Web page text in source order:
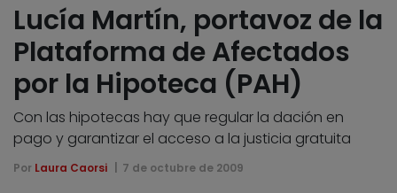
Lucía Martín, portavoz de la
Plataforma de Afectados
por la Hipoteca (PAH)
Con las hipotecas hay que regular la dación en
pago y garantizar el acceso a la justicia gratuita
Por Laura Caorsi 7 de octubre de 2009